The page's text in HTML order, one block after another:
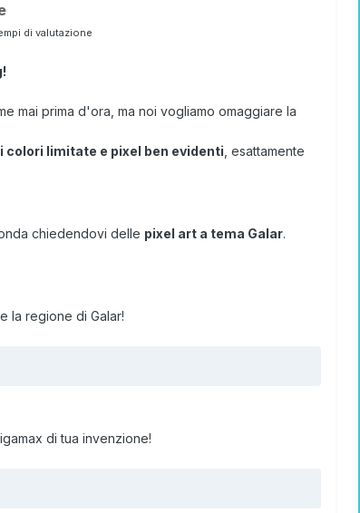
di valutazione
mai prima d'ora, ma noi vogliamo omaggiare la
limitate e pixel ben evidenti , esattamente
chiedendovi delle pixel art a tema Galar.
la regione di Galar!
di tua invenzione!